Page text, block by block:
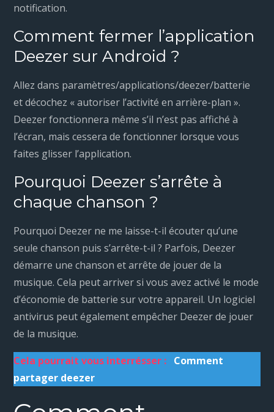
notification.
Comment fermer l’application
Deezer sur Android ?
Allez dans paramètres/applications/deezer/batterie
et décochez « autoriser l’activité en arrière-plan ».
Deezer fonctionnera même s’il n’est pas affiché à
l’écran, mais cessera de fonctionner lorsque vous
faites glisser l’application.
Pourquoi Deezer s’arrête à
chaque chanson ?
Pourquoi Deezer ne me laisse-t-il écouter qu’une
seule chanson puis s’arrête-t-il ? Parfois, Deezer
démarre une chanson et arrête de jouer de la
musique. Cela peut arriver si vous avez activé le mode
d’économie de batterie sur votre appareil. Un logiciel
antivirus peut également empêcher Deezer de jouer
de la musique.
Cela pourrait vous interrésser : Comment
partager deezer